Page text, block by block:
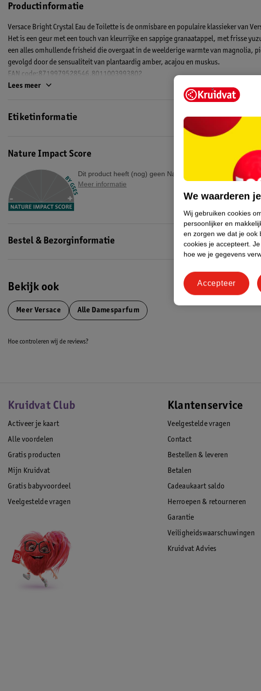
Productinformatie
Versace Bright Crystal Eau de Toilette is de onmisbare en populaire klassieker van
Het is een geur met een touch van kleurrijke en sappige granaatappel, met frisse
een alles omhullende frisheid die overgaat in de weelderige warmte van magnolia,
gevolgd door de sensualiteit van plantaardig amber, acajou en muskus.
EAN code:8719979528546,8011003993802
Lees meer
Etiketinformatie
Nature Impact Score
Dit product heeft (nog) geen Nature Impact Score.
Meer informatie
Bestel & Bezorginformatie
Bekijk ook
Meer Versace Alle Damesparfum
Hoe controleren wij de reviews?
Kruidvat Club
Activeer je kaart
Alle voordelen
Gratis producten
Mijn Kruidvat
Gratis babyvoordeel
Veelgestelde vragen
Klantenservice
Veelgestelde vragen
Contact
Bestellen & leveren
Betalen
Cadeaukaart saldo
Herroepen & retourneren
Garantie
Veiligheidswaarschuwingen
Kruidvat Advies
We waarderen
Wij gebruiken cookies
persoonlijker en
en zorgen we dat je ook
cookies je accepteert.
hoe we je gegevens
Accepteer